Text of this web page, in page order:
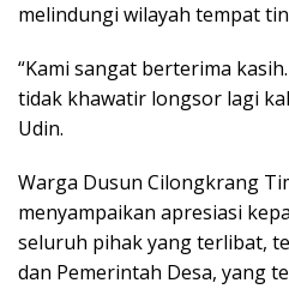
melindungi wilayah tempat
“Kami sangat berterima
tidak khawatir longsor lagi
Udin.
Warga Dusun Cilongkrang
menyampaikan apresiasi
seluruh pihak yang terlibat,
dan Pemerintah Desa, yang